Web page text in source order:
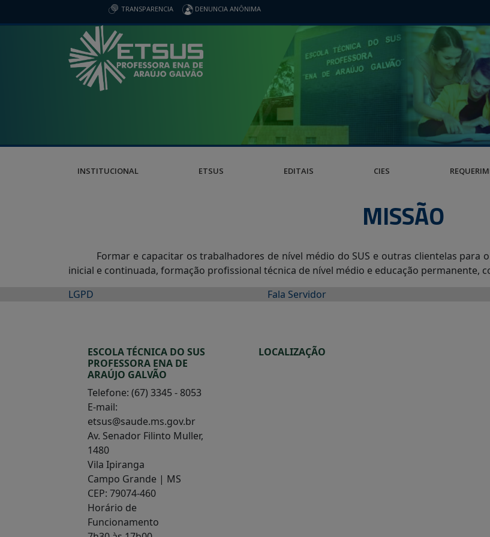
TRANSPARENCIA DENUNCIA ANÔNIMA
INSTITUCIONAL ETSUS EDITAIS CIES
MISSÃO
Formar e capacitar os trabalhadores de nível médio do SUS e outras clientelas
inicial e continuada, formação profissional técnica de nível médio e educação permanente,
LGPD
Fala Servidor
ESCOLA TÉCNICA DO SUS
PROFESSORA ENA DE
ARAÚJO GALVÃO
Telefone: (67) 3345 - 8053
E-mail:
etsus@saude.ms.gov.br
Av. Senador Filinto Muller,
1480
Vila Ipiranga
Campo Grande | MS
CEP: 79074-460
Horário de
Funcionamento
LOCALIZAÇÃO